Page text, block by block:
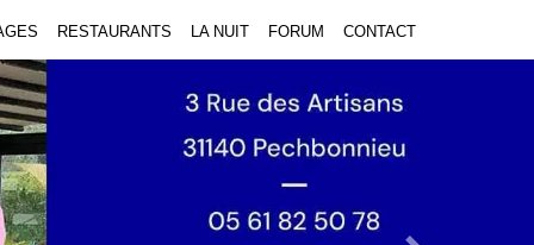
RESTAURANTS LA NUIT FORUM CONTACT